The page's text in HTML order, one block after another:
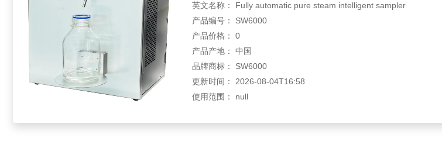
英文名称： Fully automatic pure steam intelligent sampler
产品编号： SW6000
产品价格： 0
产品产地： 中国
品牌商标： SW6000
更新时间： 2026-08-04T16:58
使用范围： null